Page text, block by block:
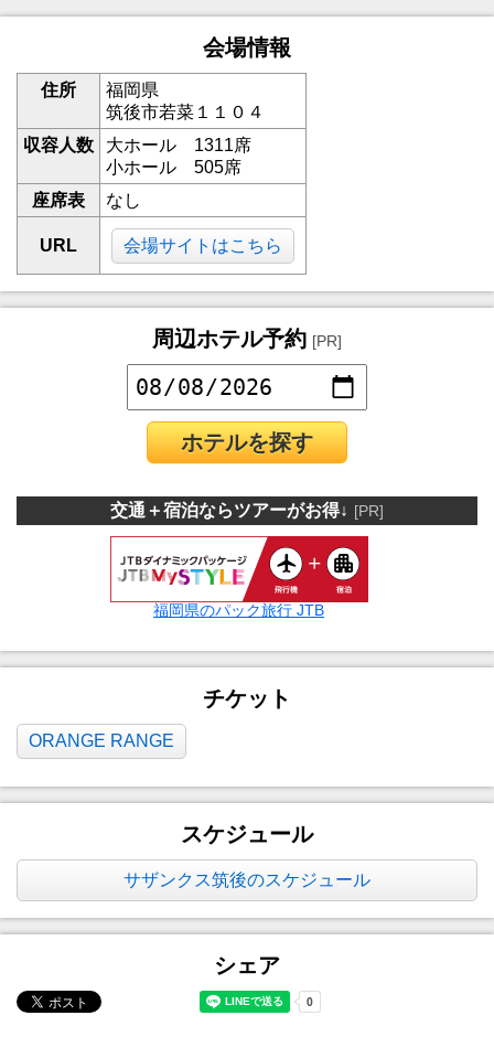
会場情報
住所
福岡県
筑後市若菜１１０４
収容人数
大ホール 1311席
小ホール 505席
座席表
なし
URL 会場サイトはこちら
周辺ホテル予約 [PR]
ホテルを探す
交通＋宿泊ならツアーがお得↓ [PR]
福岡県のパック旅行 JTB
チケット
ORANGE RANGE
スケジュール
サザンクス筑後のスケジュール
シェア